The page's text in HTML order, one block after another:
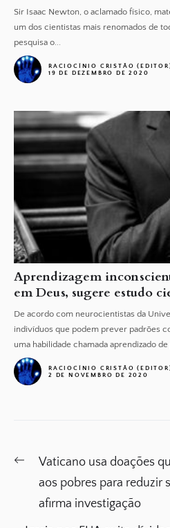
Sir Isaac Newton, o aclamado físico,
um dos cientistas mais renomados de
pesquisa o...
RACIOCÍNIO CRISTÃO
19 DE DEZEMBRO DE 2020
Aprendizagem
em Deus, sugere estudo
De acordo com neurocientistas da
indivíduos que podem prever padrões
uma habilidade chamada aprendizado
RACIOCÍNIO CRISTÃO
2 DE NOVEMBRO DE 2020
Navegação
Post
Previous
post:
Vaticano usa doações
aos pobres para reduzir
afirma investigação